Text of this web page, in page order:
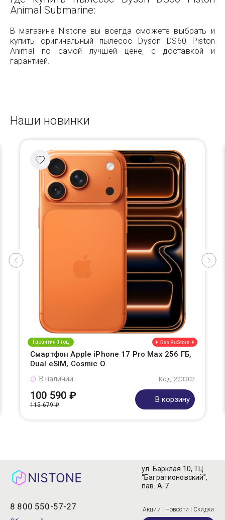
Animal Submarine:
В магазине Nistone вы всегда сможете выбрать и
купить оригинальный пылесос Dyson DS60 Piston
Animal по самой лучшей цене, с доставкой и
гарантией.
Наши новинки
Гарантия 1 год
Смартфон Apple iPhone 17 Pro Max 256 ГБ,
Dual eSIM, Cosmic O
Код: 223302
В наличии
100 590 ₽
115 679 ₽
В корзину
8 800 550-57-27
ул. Барклая 10, ТЦ
“Багратионовский”,
пав. А-7
Акции | Новости | Скидки